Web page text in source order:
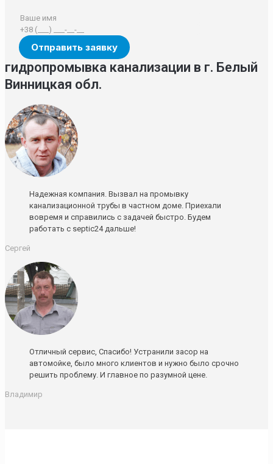
гидропромывка канализации в г. Белый
Винницкая обл.
Надежная компания. Вызвал на промывку
канализационной трубы в частном доме. Приехали
вовремя и справились с задачей быстро. Будем
работать с septic24 дальше!
Сергей
Отличный сервис, Спасибо! Устранили засор на
автомойке, было много клиентов и нужно было срочно
решить проблему. И главное по разумной цене.
Владимир